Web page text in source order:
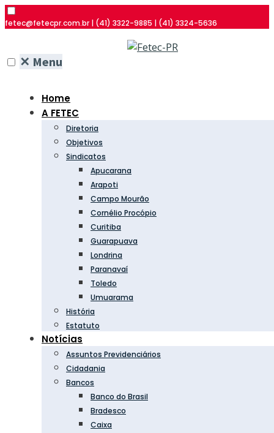
fetec@fetecpr.com.br | (41) 3322-9885 | (41) 3324-5636
✕ Menu
Home
A FETEC
Diretoria
Objetivos
Sindicatos
Apucarana
Arapoti
Campo Mourão
Cornélio Procópio
Curitiba
Guarapuava
Londrina
Paranavaí
Toledo
Umuarama
História
Estatuto
Notícias
Assuntos Previdenciários
Cidadania
Bancos
Banco do Brasil
Bradesco
Caixa